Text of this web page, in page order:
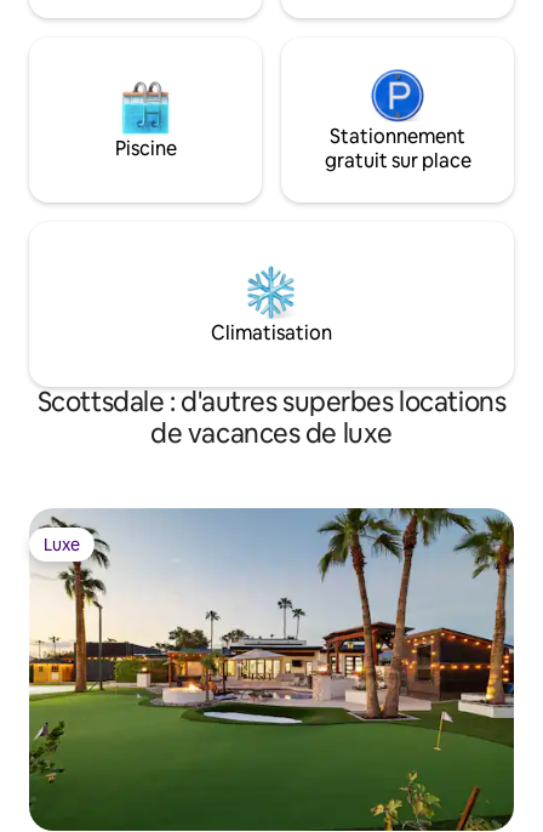
FEATURES & AMENITIES • City Lights •
(advance notice may be required): •
Activities and excursions • More under
“Add-on services” below
Piscine
Stationnement
gratuit sur place
Climatisation
Scottsdale : d'autres superbes locations
de vacances de luxe
Luxe
Luxe